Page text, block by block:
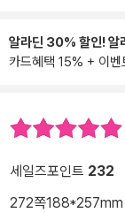
알라딘 30% 할인! 알
카드혜택 15% + 이
세일즈포인트 232
272쪽188*257mm